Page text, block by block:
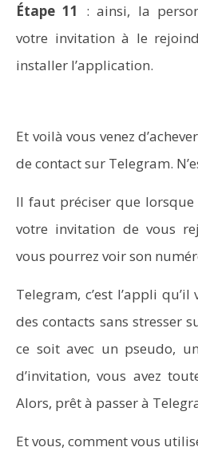
Étape 11
: ainsi, la
votre invitation à le
installer l’application.
Et voilà vous venez
de contact sur Telegram.
Il faut préciser que lorsque
votre invitation de vous
vous pourrez voir son
Telegram, c’est l’appli
des contacts sans stresser
ce soit avec un pseudo,
d’invitation, vous avez
Alors, prêt à passer à
Et vous, comment vous